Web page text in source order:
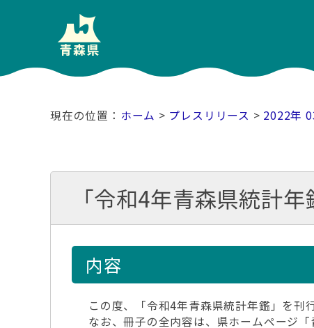
ホーム > プレスリリース > 2022年
「令和4年青森県統計
内容
この度、「令和4年青森県統計年鑑」を刊
なお、冊子の全内容は、県ホームページ